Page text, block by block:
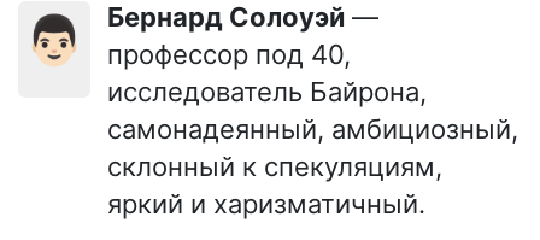
👨🏻 Бернард Солоуэй —
профессор под 40,
исследователь Байрона,
самонадеянный, амбициозный,
склонный к спекуляциям,
яркий и харизматичный.